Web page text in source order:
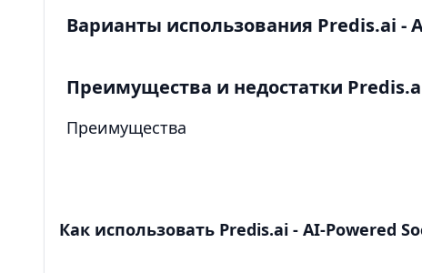
Варианты использования Predis.ai -
Преимущества и недостатки
Преимущества
Как использовать Predis.ai - AI-Powered